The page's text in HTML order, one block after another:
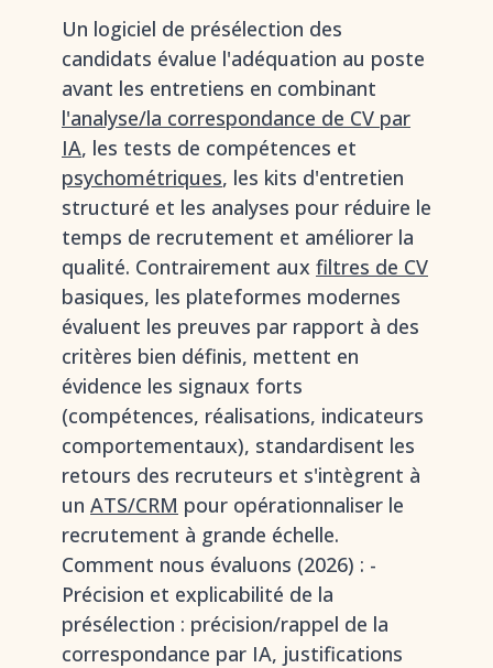
Un logiciel de présélection des
candidats évalue l'adéquation au poste
avant les entretiens en combinant
l'analyse/la correspondance de CV par
IA, les tests de compétences et
psychométriques, les kits d'entretien
structuré et les analyses pour réduire le
temps de recrutement et améliorer la
qualité. Contrairement aux filtres de CV
basiques, les plateformes modernes
évaluent les preuves par rapport à des
critères bien définis, mettent en
évidence les signaux forts
(compétences, réalisations, indicateurs
comportementaux), standardisent les
retours des recruteurs et s'intègrent à
un ATS/CRM pour opérationnaliser le
recrutement à grande échelle.
Comment nous évaluons (2026) : -
Précision et explicabilité de la
présélection : précision/rappel de la
correspondance par IA, justifications